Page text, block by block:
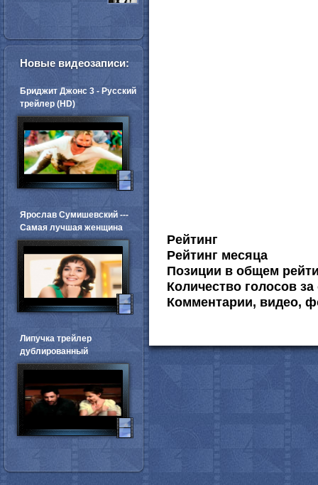
Рейтинг
Рейтинг месяца
Позиции в общем
Количество голосов за
Комментарии, видео,
Новые видеозаписи:
Бриджит Джонс 3 - Русский
трейлер (HD)
Ярослав Сумишевский ---
Самая лучшая женщина
Липучка трейлер
дублированный